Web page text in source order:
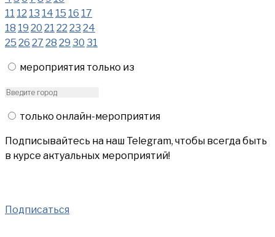
11 12 13 14 15 16 17
18 19 20 21 22 23 24
25 26 27 28 29 30 31
мероприятия только из
только онлайн-мероприятия
Подписывайтесь на наш Telegram, чтобы всегда быть
в курсе актуальных мероприятий!
Подписаться